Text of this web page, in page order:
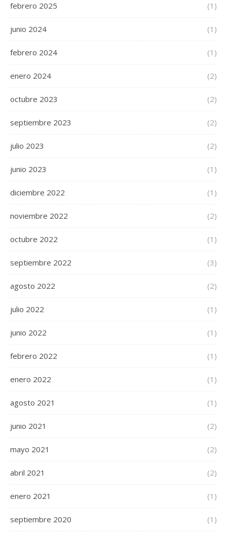
febrero 2025 (1)
junio 2024 (1)
febrero 2024 (1)
enero 2024 (2)
octubre 2023 (2)
septiembre 2023 (2)
julio 2023 (2)
junio 2023 (1)
diciembre 2022 (1)
noviembre 2022 (2)
octubre 2022 (1)
septiembre 2022 (3)
agosto 2022 (2)
julio 2022 (1)
junio 2022 (1)
febrero 2022 (1)
enero 2022 (1)
agosto 2021 (1)
junio 2021 (2)
mayo 2021 (2)
abril 2021 (2)
enero 2021 (1)
septiembre 2020 (1)